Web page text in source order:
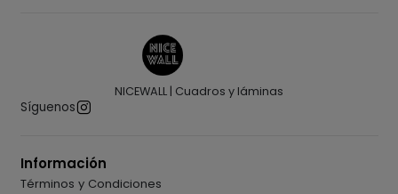
NICEWALL | Cuadros y láminas
Síguenos
Información
Términos y Condiciones